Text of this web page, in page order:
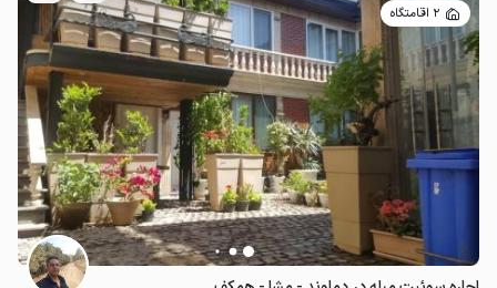
2 اقامتگاه